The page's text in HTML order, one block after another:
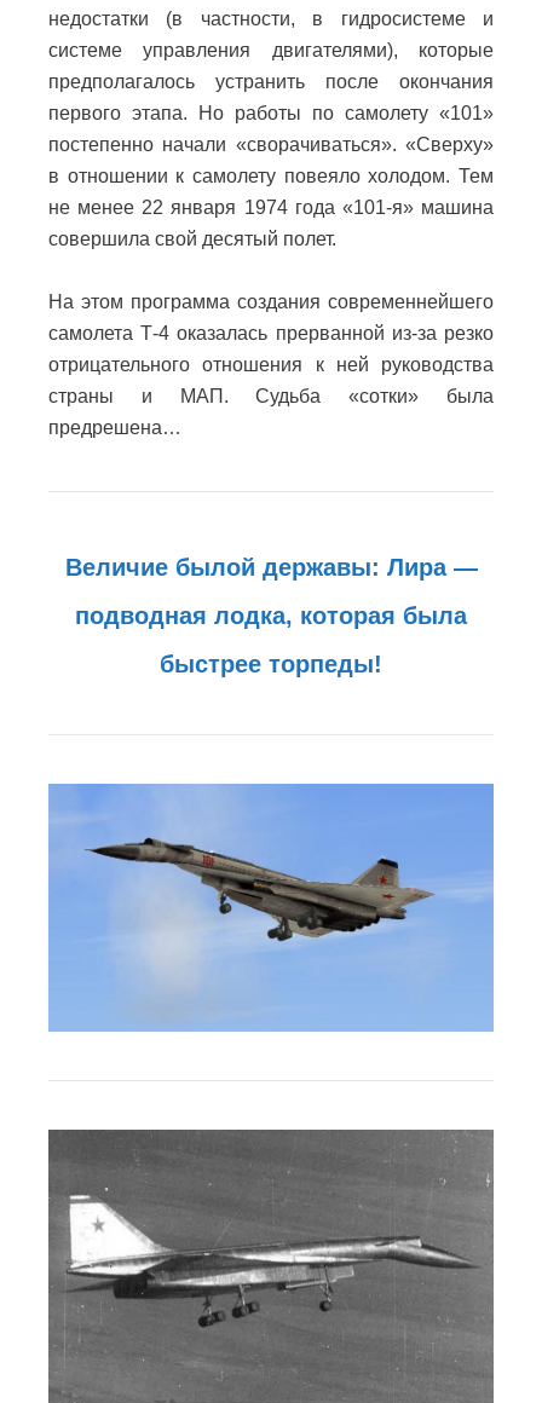
недостатки (в частности, в гидросистеме и
системе управления двигателями), которые
предполагалось устранить после окончания
первого этапа. Но работы по самолету «101»
постепенно начали «сворачиваться». «Сверху»
в отношении к самолету повеяло холодом. Тем
не менее 22 января 1974 года «101-я» машина
совершила свой десятый полет.
На этом программа создания современнейшего
самолета Т-4 оказалась прерванной из-за резко
отрицательного отношения к ней руководства
страны и МАП. Судьба «сотки» была
предрешена…
Величие былой державы: Лира —
подводная лодка, которая была
быстрее торпеды!